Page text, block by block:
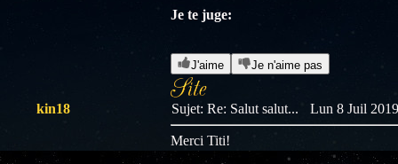
Je te juge:
J'aime Je n'aime pas
kin18 Sujet: Re: Salut salut... Lun 8 Juil
Merci Titi!